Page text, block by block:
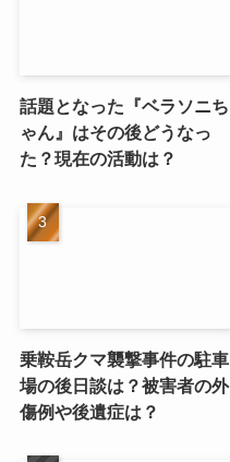
話題となった『ベラソニち
ゃん』はその後どうなっ
た？現在の活動は？
乗鞍岳クマ襲撃事件の駐車
場の後日談は？被害者の外
傷例や後遺症は？